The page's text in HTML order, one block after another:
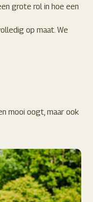
grote rol in hoe een
op maat. We
mooi oogt, maar ook